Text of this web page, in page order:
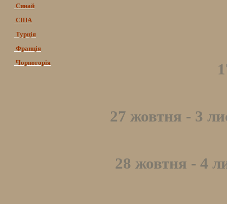
Синай
США
Турція
Франція
Чорногорія
27 жовтня - 3
28 жовтня - 4